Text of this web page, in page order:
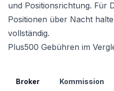
und Positionsrichtung. Für
Positionen über Nacht
vollständig.
Plus500 Gebühren im
Broker Kommission